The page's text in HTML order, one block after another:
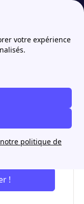
votre expérience
politique de
et délais ?
:
avec
!